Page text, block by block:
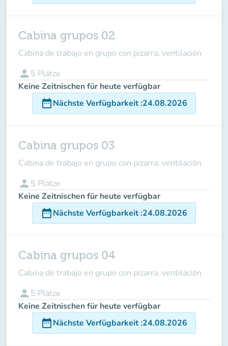
Cabina grupos 02
Cabina de trabajo en grupo con pizarra, ventilación
person 5 Plätze
Keine Zeitnischen für heute verfügbar
date_rangeNächste Verfügbarkeit:24.08.2026
Cabina grupos 03
Cabina de trabajo en grupo con pizarra, ventilación
person 5 Plätze
Keine Zeitnischen für heute verfügbar
date_rangeNächste Verfügbarkeit:24.08.2026
Cabina grupos 04
Cabina de trabajo en grupo con pizarra, ventilación
person 5 Plätze
Keine Zeitnischen für heute verfügbar
date_rangeNächste Verfügbarkeit:24.08.2026